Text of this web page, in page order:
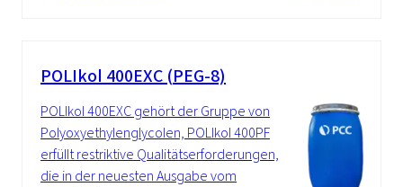
POLIkol 400EXC (PEG-8)
POLIkol 400EXC gehört der Gruppe von
Polyoxyethylenglycolen, POLIkol 400PF
erfüllt restriktive Qualitätserforderungen,
die in der neuesten Ausgabe vom